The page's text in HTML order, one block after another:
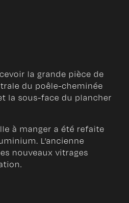
la grande pièce de
du poêle-cheminée
la sous-face du plancher
à manger a été refaite
L’ancienne
nouveaux vitrages